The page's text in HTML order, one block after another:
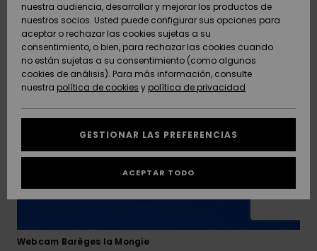
Snow
Novedades
Destacados
Snow
Novedades
Destacados
Destacados
Comunidad
PROMO
AYUDA &
CONTACTO
Quiksilver
Freedom
Protección de
datos
personales
Inicia una
tu pregunta.
SOSTENIBILIDAD
FAVORITOS
Mongie<, estación a pie de pistas con todos los
comercios de proximidad, y Barèges, pueblo típico de
los Pirineos que ofrece numerosas actividades: cine,
piscina, centro termolúdico.
Webcam Barèges la Mongie
nuestra audiencia, desarrollar y mejorar los productos de
nuestros socios. Usted puede configurar sus opciones para
aceptar o rechazar las cookies sujetas a su
consentimiento, o bien, para rechazar las cookies cuando
no están sujetas a su consentimiento (como algunas
cookies de análisis). Para más información, consulte
nuestra política de cookies y política de privacidad
GESTIONAR LAS PREFERENCIAS
ACEPTAR TODO